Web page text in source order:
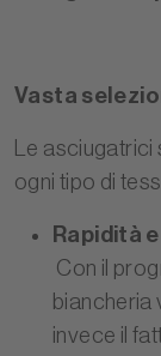
Vasta
Le
ogni tipo di
Rapidità
Con il
biancheria
invece il